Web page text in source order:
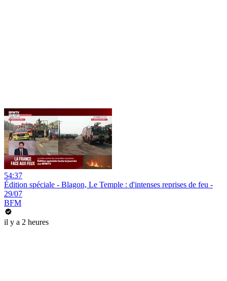
54:37
Édition spéciale - Blagon, Le Temple : d'intenses reprises de feu -
29/07
BFM
il y a 2 heures